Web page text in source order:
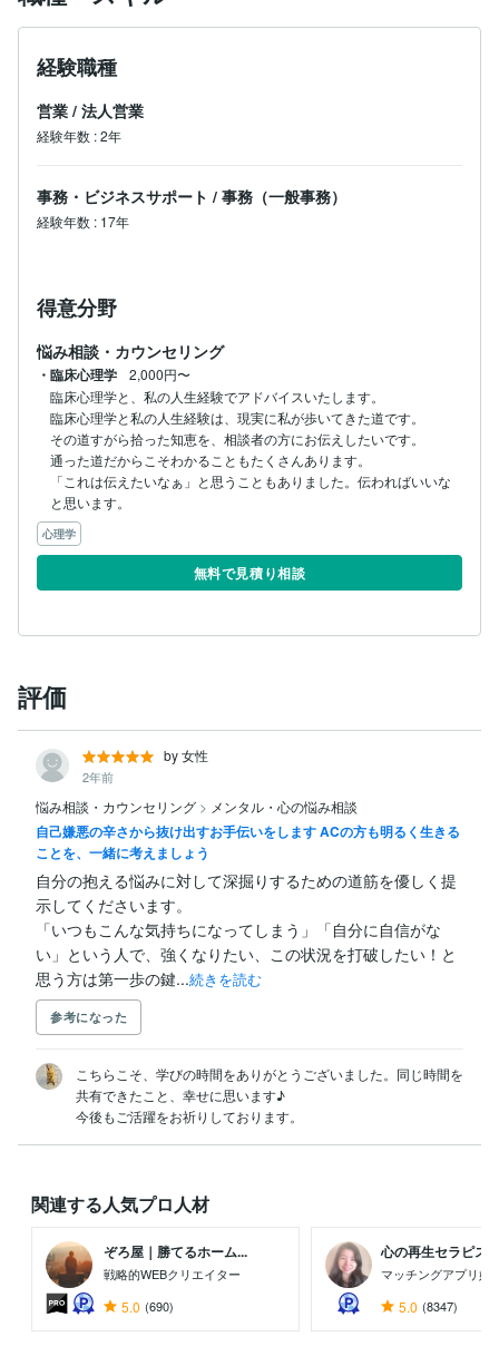
経験職種
営業 / 法人営業
経験年数 :2年
事務・ビジネスサポート / 事務（一般事務）
経験年数 : 17年
得意分野
悩み相談・カウンセリング
・臨床心理学
2,000円〜
臨床心理学と、私の人生経験でアドバイスいたします。
臨床心理学と私の人生経験は、現実に私が歩いてきた道です。
その道すがら拾った知恵を、相談者の方にお伝えしたいです。
通った道だからこそわかることもたくさんあります。
「これは伝えたいなぁ」と思うこともありました。伝わればいいな
と思います。
心理学
無料で見積り相談
評価
by 女性
2年前
悩み相談・カウンセリング > メンタル・心の悩み相談
自己嫌悪の辛さから抜け出すお手伝いをします ACの方も明るく生きる
ことを、一緒に考えましょう
自分の抱える悩みに対して深掘りするための道筋を優しく提
示してくださいます。
「いつもこんな気持ちになってしまう」「自分に自信がな
い」という人で、強くなりたい、この状況を打破したい！と
思う方は第一歩の鍵...続きを読む
参考になった
こちらこそ、学びの時間をありがとうございました。同じ時間を
共有できたこと、幸せに思います♪
今後もご活躍をお祈りしております。
関連する人気プロ人材
ぞろ屋｜勝てるホーム...
戦略的WEBクリエイター
5.0 (690)
心の再生セラピス
マッチングアプリ婚
5.0 (8347)